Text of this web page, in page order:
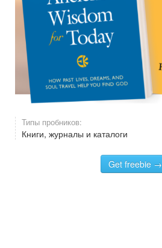
Типы пробников:
Книги, журналы и каталоги
Get freebie →